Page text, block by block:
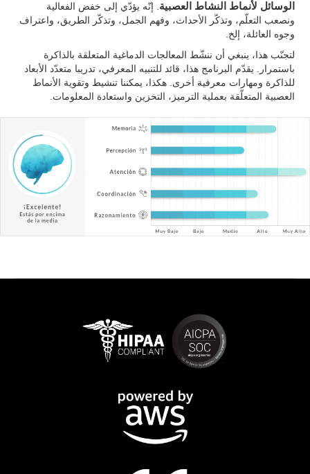
الوسائل لأنماط النشاط العصبية . إنّه يؤدّي إلى خفض الفعالية
ونصعب التعلّم، وتذكّر الأحداث، وفهم الجمل، وتذكّر الطريق، واعتراف
وجوه العائلة، إلخ.
لتجنّب هذا، ينبغي أن ننشّط المعالجات الدماغية المتعلقة بالذاكرة
باستمرار. يقدّم البرنامج هذا، قائد للتنبيه المعرفي، تدريبا متعدّد الأبعاد
للذاكرة ومهارات معرفية أخرى. هكذا، يمكننا تنشيط وتقوية الأنماط
العصبية المتعلّقة بعملية الترميز، التخزين واستعادة المعلومات.